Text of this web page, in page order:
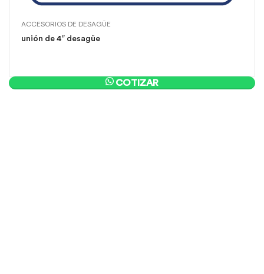
ACCESORIOS DE DESAGÜE
unión de 4″ desagüe
COTIZAR